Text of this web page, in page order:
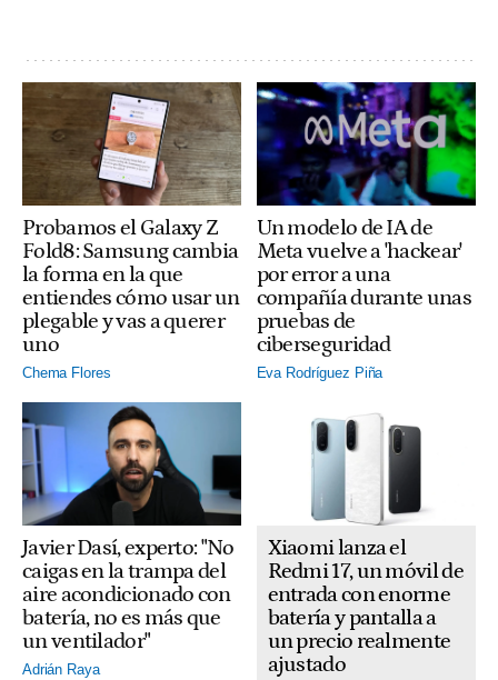
Probamos el Galaxy Z
Fold8: Samsung cambia
la forma en la que
entiendes cómo usar un
plegable y vas a querer
uno
Chema Flores
Un modelo de IA de
Meta vuelve a 'hackear'
por error a una
compañía durante unas
pruebas de
ciberseguridad
Eva Rodríguez Piña
Javier Dasí, experto: "No
caigas en la trampa del
aire acondicionado con
batería, no es más que
un ventilador"
Adrián Raya
Xiaomi lanza el
Redmi 17, un móvil de
entrada con enorme
batería y pantalla a
un precio realmente
ajustado